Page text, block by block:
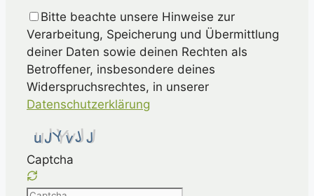
Bitte beachte unsere Hinweise zur
Verarbeitung, Speicherung und Übermittlung
deiner Daten sowie deinen Rechten als
Betroffener, insbesondere deines
Widerspruchsrechtes, in unserer
Datenschutzerklärung
Captcha